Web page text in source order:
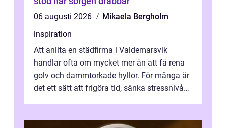
06 augusti 2026
Mikaela Bergholm
inspiration
Att anlita en städfirma i Valdemarsvik
handlar ofta om mycket mer än att få rena
golv och dammtorkade hyllor. För många är
det ett sätt att frigöra tid, sänka stressnivån